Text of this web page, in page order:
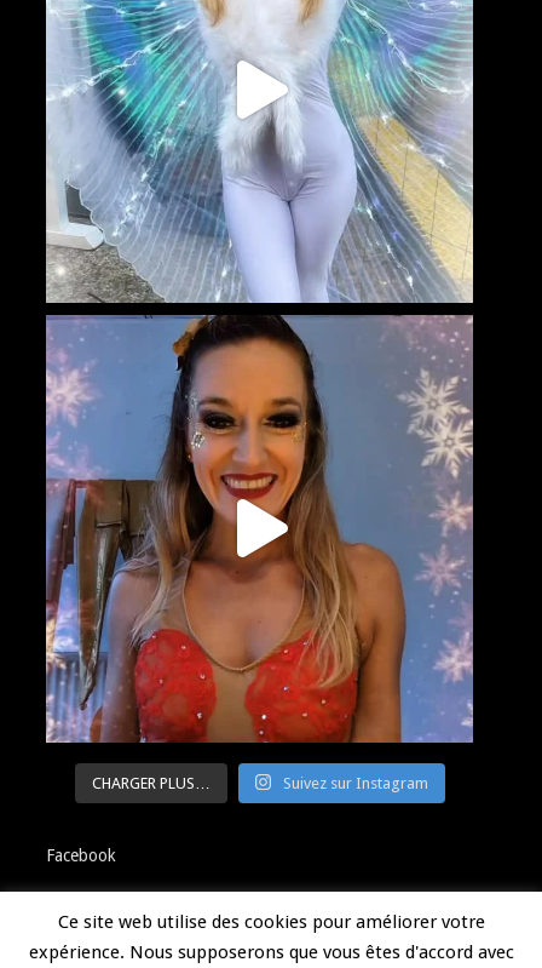
CHARGER PLUS… Suivez sur Instagram
Facebook
Politique de confidentialité
Ce site web utilise des cookies pour améliorer votre
expérience. Nous supposerons que vous êtes d'accord avec